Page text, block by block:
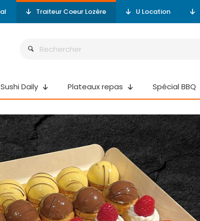
Traiteur Coeur Lozère U Location
Sushi Daily Plateaux repas Spécial BBQ